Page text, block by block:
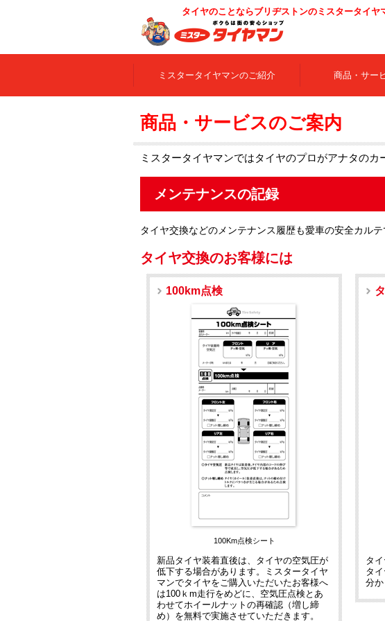
タイヤのことならブリヂストンのミスタータイヤ
ミスタータイヤマンのご紹介 商品・サー
商品・サービスのご案内
ミスタータイヤマンではタイヤのプロがアナタのカ
メンテナンスの記録
タイヤ交換などのメンテナンス履歴も愛車の安全カルテ
タイヤ交換のお客様には
100km点検
100Km点検シート
新品タイヤ装着直後は、タイヤの空気圧が
低下する場合があります。ミスタータイヤ
マンでタイヤをご購入いただいたお客様へ
は100ｋm走行をめどに、空気圧点検とあ
わせてホイールナットの再確認（増し締
め）を無料で実施させていただきます。
タ
タ
分か